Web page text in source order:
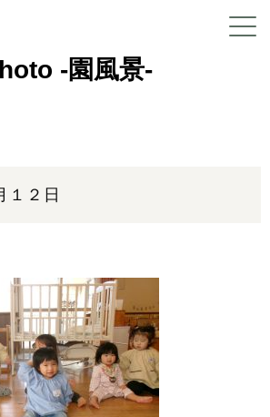
-園風景-
１２日